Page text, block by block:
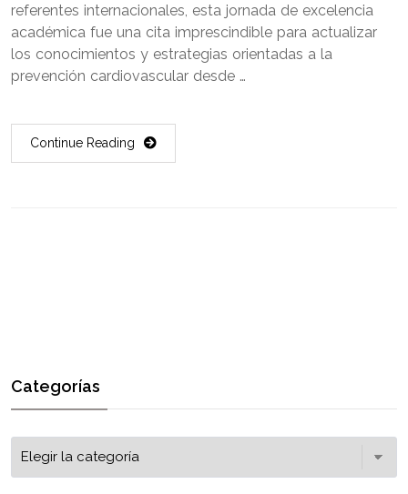
referentes internacionales, esta jornada de excelencia
académica fue una cita imprescindible para actualizar
los conocimientos y estrategias orientadas a la
prevención cardiovascular desde …
Continue Reading
Categorías